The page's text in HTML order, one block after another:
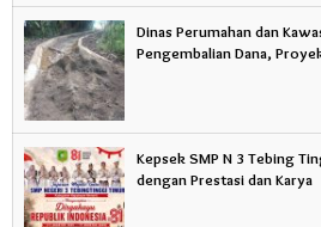
Dinas Perumahan dan
Pengembalian Dana,
Kepsek SMP N 3 Tebing
dengan Prestasi dan Karya